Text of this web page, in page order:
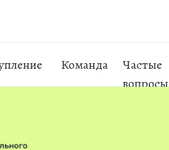
Команда
Частые
вопросы